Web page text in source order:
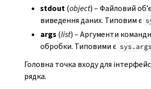
stdout(object) – Файловий
виведення даних. Типовим є
args(list) – Аргументи
обробки. Типовими є sys.args
Головна точка входу для
рядка.